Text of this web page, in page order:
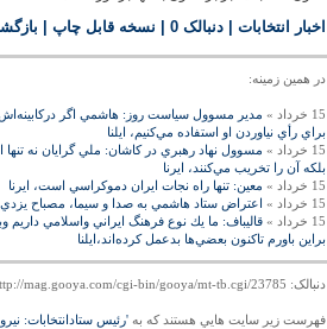
اخبار انتخابات | دنبالک 0 نسخه قابل چاپ
در همين زمينه:
15 خرداد »
مدير مسوول سياست روز: هاشمي اگر دركابينه‌‏اش
براي رأي نياوردن او استفاده مي‌‏كنيم، ايلنا
15 خرداد »
مسوول نهاد رهبري در كاشان: ملي گرايان نه تنها
بلكه آن را تخريب مي‌كنند، ايرنا
15 خرداد »
معين: تنها راه نجات ايران دموكراسي است، ايرنا
15 خرداد »
اعتراض ستاد هاشمي به صدا و سيما، مصباح يزدي
15 خرداد »
قاليباف: ما يك نوع فرهنگ ايراني واسلامي
براين باورم تاكنون بعضي‌‏ها بدعمل كرده‌‏اند،ايلنا
دنبالک: http://mag.gooya.com/cgi-bin/gooya/mt-tb.cgi/23785
فهرست زير سايت هايي هستند که به 'رئيس ستادانتخابات: